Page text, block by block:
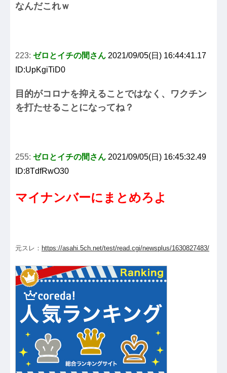
なんだこれｗ
223: ゼロとイチの間さん 2021/09/05(日) 16:44:41.17
ID:UpKgiTiD0
目的がコロナを抑えることではなく、ワクチン
を打たせることになってね？
255: ゼロとイチの間さん 2021/09/05(日) 16:45:32.49
ID:8TdfRwO30
マイナンバーにまとめろよ
元スレ： https://asahi.5ch.net/test/read.cgi/newsplus/1630827483/